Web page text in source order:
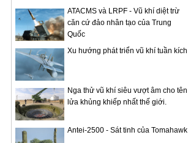
ATACMS và LRPF - Vũ khí diệt trừ
căn cứ đảo nhân tạo của Trung
Quốc
Xu hướng phát triển vũ khí tuần kích
Nga thử vũ khí siêu vượt âm cho tên
lửa khủng khiếp nhất thế giới.
Antei-2500 - Sát tinh của Tomahawk